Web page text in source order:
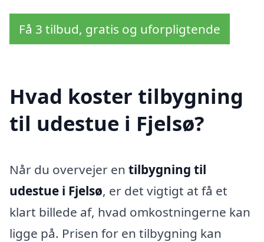
Få 3 tilbud, gratis og uforpligtende
Hvad koster tilbygning
til udestue i Fjelsø?
Når du overvejer en tilbygning til
udestue i Fjelsø, er det vigtigt at få et
klart billede af, hvad omkostningerne kan
ligge på. Prisen for en tilbygning kan